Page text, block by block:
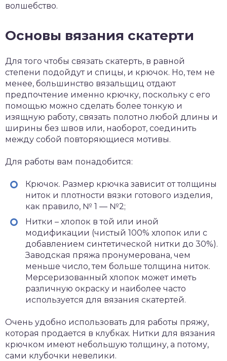
волшебство.
Основы вязания скатерти
Для того чтобы связать скатерть, в равной
степени подойдут и спицы, и крючок. Но, тем не
менее, большинство вязальщиц отдают
предпочтение именно крючку, поскольку с его
помощью можно сделать более тонкую и
изящную работу, связать полотно любой длины и
ширины без швов или, наоборот, соединить
между собой повторяющиеся мотивы.
Для работы вам понадобится:
Крючок. Размер крючка зависит от толщины
ниток и плотности вязки готового изделия,
как правило, № 1 — №2;
Нитки – хлопок в той или иной
модификации (чистый 100% хлопок или с
добавлением синтетической нитки до 30%).
Заводская пряжа пронумерована, чем
меньше число, тем больше толщина ниток.
Мерсеризованный хлопок может иметь
различную окраску и наиболее часто
используется для вязания скатертей.
Очень удобно использовать для работы пряжу,
которая продается в клубках. Нитки для вязания
крючком имеют небольшую толщину, а потому,
сами клубочки невелики.